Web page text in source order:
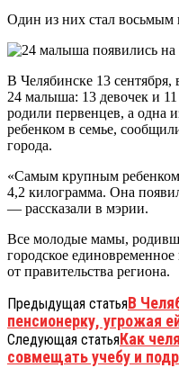
Один из них стал восьмым
В Челябинске 13 сентября,
24 малыша: 13 девочек и
родили первенцев, а одна
ребенком в семье,
города.
«Самым крупным ребенком
4,2 килограмма. Она
— рассказали в мэрии.
Все молодые мамы,
городское
от правительства региона.
Предыдущая статьяВ
пенсионерку, угрожая
Следующая статьяКак
совмещать учебу и